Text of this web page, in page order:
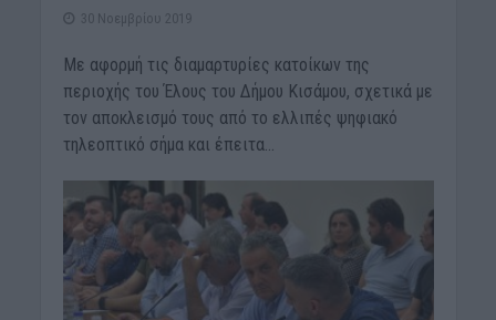
30 Νοεμβρίου 2019
Με αφορμή τις διαμαρτυρίες κατοίκων της
περιοχής του Έλους του Δήμου Κισάμου, σχετικά με
τον αποκλεισμό τους από το ελλιπές ψηφιακό
τηλεοπτικό σήμα και έπειτα...